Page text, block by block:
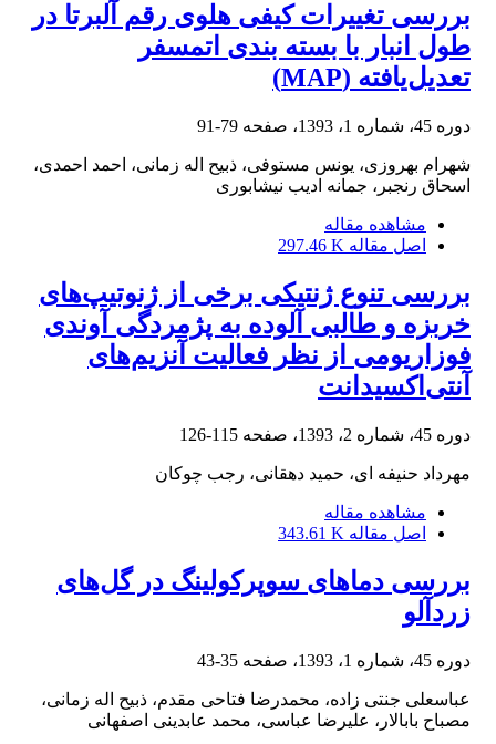
بررسی تغییرات کیفی هلوی رقم آلبرتا در
طول انبار با بسته ‏بندی اتمسفر
تعدیل‌یافته (MAP)
دوره 45، شماره 1، 1393، صفحه 79-91
شهرام بهروزی، یونس مستوفی، ذبیح اله زمانی، احمد احمدی،
اسحاق رنجبر، جمانه ادیب نیشابوری
مشاهده مقاله
اصل مقاله 297.46 K
بررسی تنوع ژنتیکی برخی از ژنوتیپ‌های
خربزه و طالبی آلوده به پژمردگی آوندی
فوزاریومی از نظر فعالیت آنزیم‌های
آنتی‌اکسیدانت
دوره 45، شماره 2، 1393، صفحه 115-126
مهرداد حنیفه ای، حمید دهقانی، رجب چوکان
مشاهده مقاله
اصل مقاله 343.61 K
بررسی دماهای سوپرکولینگ در گل‌های
زردآلو
دوره 45، شماره 1، 1393، صفحه 35-43
عباسعلی جنتی زاده، محمدرضا فتاحی مقدم، ذبیح اله زمانی،
مصباح بابالار، علیرضا عباسی، محمد عابدینی اصفهانی